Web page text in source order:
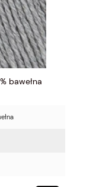
bawełna